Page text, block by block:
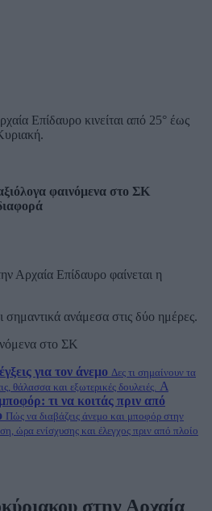
Επίδαυρο κινείται από 25° έως
φαινόμενα στο ΣΚ
Αρχαία Επίδαυρο φαίνεται η
ανάμεσα στις δύο ημέρες.
στο ΣΚ
για τον άνεμο Δες τι σημαίνουν τα
θάλασσα και εξωτερικές δουλειές. A
τι να κοιτάς πριν από
Πώς να διαβάζεις άνεμο και μποφόρ στην
ώρα ενίσχυσης και έλεγχος πριν από πλοίο
στην Αρχαία